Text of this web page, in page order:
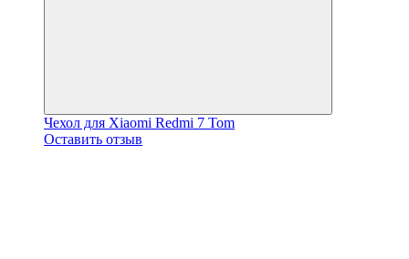
Чехол для Xiaomi Redmi 7 Tom
Оставить отзыв